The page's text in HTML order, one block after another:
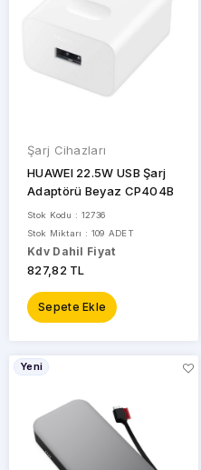
Şarj Cihazları
HUAWEI 22.5W USB Şarj
Adaptörü Beyaz CP404B
Stok Kodu : 12736
Stok Miktarı : 109 ADET
Kdv Dahil Fiyat
827,82 TL
Sepete Ekle
Yeni